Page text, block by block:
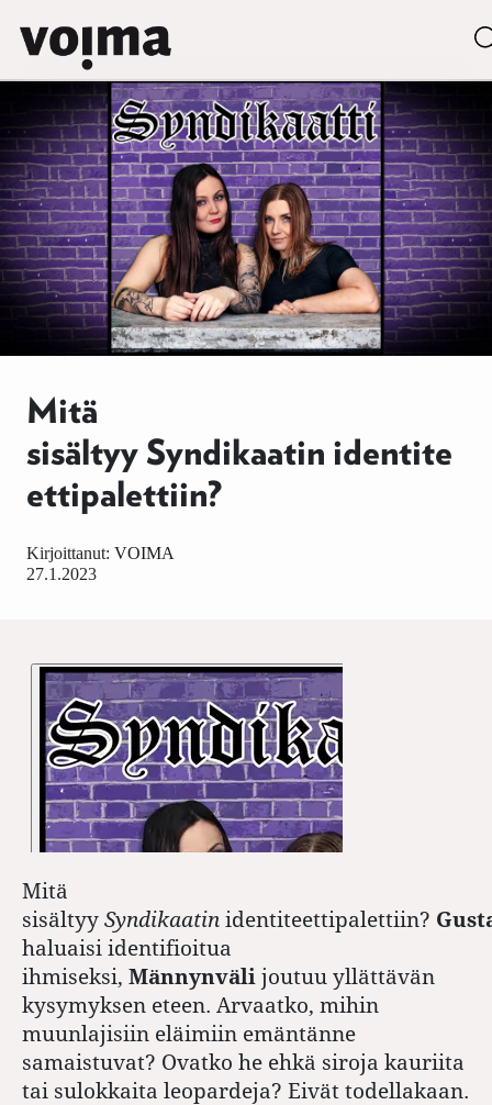
Siirry sisältöön
Päävalikko
Mitä
sisältyy Syndikaatin identite
ettipalettiin?
27.1.2023
Kirjoittanut: VOIMA
Mitä
sisältyy Syndikaatin identiteettipalettiin?
haluaisi identifioitua
ihmiseksi, Männynväli joutuu yllättävän
kysymyksen eteen. Arvaatko, mihin
muunlajisiin eläimiin emäntänne
samaistuvat? Ovatko he ehkä siroja kauriita
tai sulokkaita leopardeja? Eivät todellakaan.